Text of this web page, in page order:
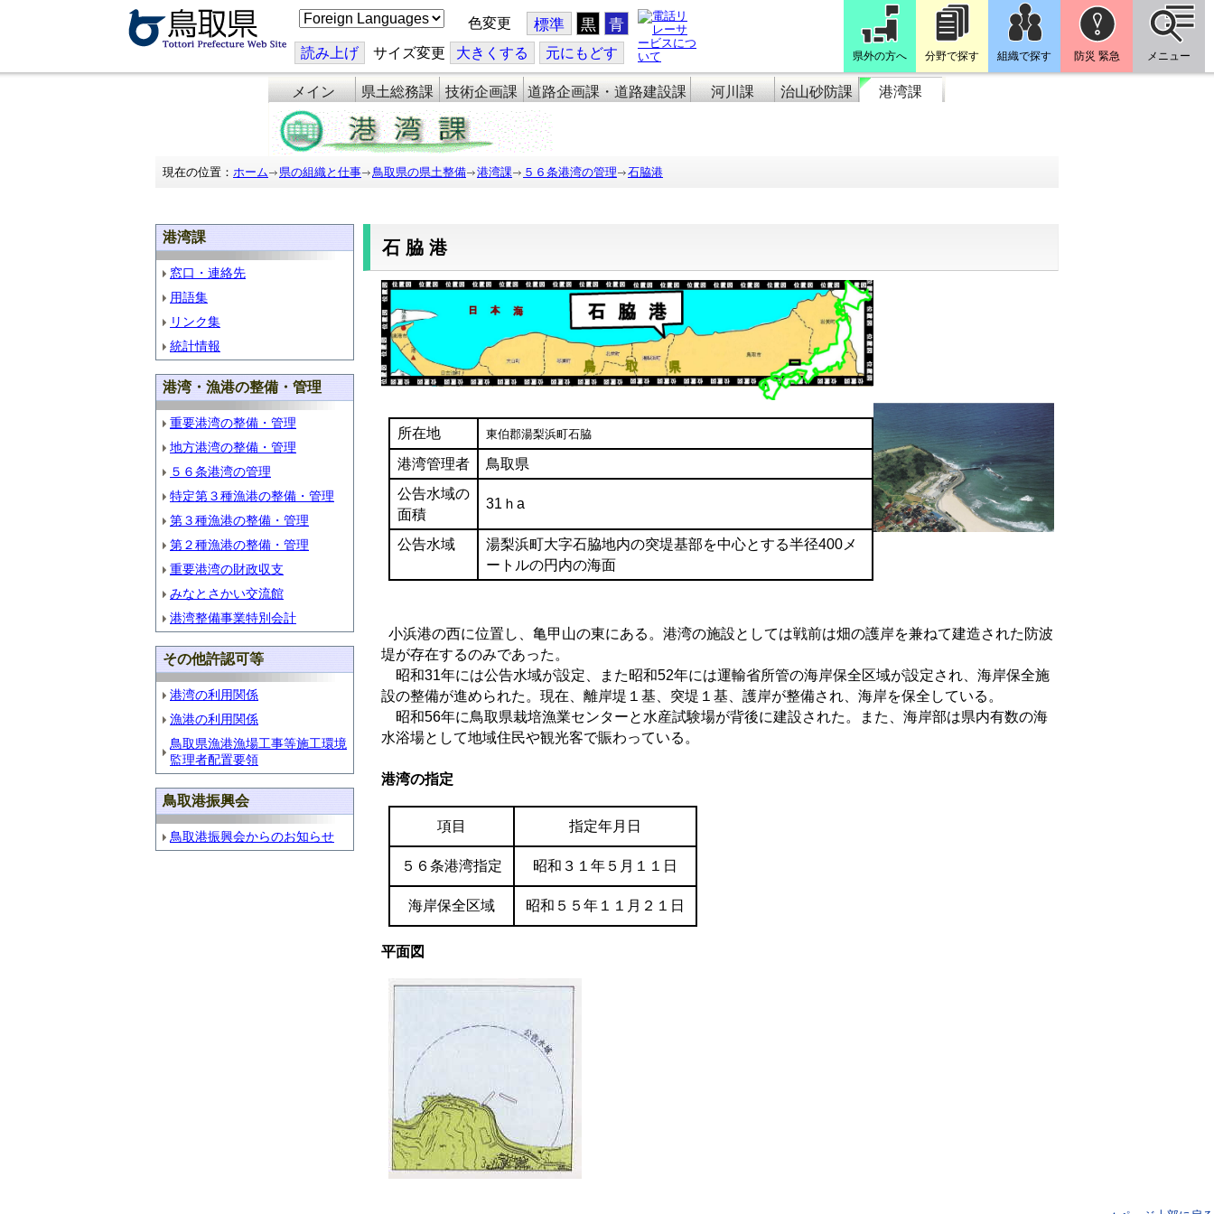
こ
の
ジ
を
翻
訳
す
る
色変更 標準 黒 青
読み上げ サイズ変更 大きくする 元にもどす 県外の方へ 分野で探す 組織で探す 防災 緊急 メニュー
メイン 県土総務課 技術企画課 道路企画課・道路建設課 河川課 治山砂防課 港湾課
現在の位置： ホーム 県の組織と仕事 鳥取県の県土整備 港湾課 ５６条港湾の管理 石脇港
港湾課
窓口・連絡先
用語集
リンク集
統計情報
港湾・漁港の整備・管理
重要港湾の整備・管理
地方港湾の整備・管理
５６条港湾の管理
特定第３種漁港の整備・管理
第３種漁港の整備・管理
第２種漁港の整備・管理
重要港湾の財政収支
みなとさかい交流館
港湾整備事業特別会計
その他許認可等
港湾の利用関係
漁港の利用関係
鳥取県漁港漁場工事等施工環境
監理者配置要領
鳥取港振興会
鳥取港振興会からのお知らせ
石脇港
所在地 東伯郡湯梨浜町石脇
港湾管理者
鳥取県
公告水域の
面積
31ｈa
公告水域
湯梨浜町大字石脇地内の突堤基部を中心とする半径400メ
ートルの円内の海面
小浜港の西に位置し、亀甲山の東にある。港湾の施設としては戦前は畑の護岸を兼ねて建造された防波
堤が存在するのみであった。
昭和31年には公告水域が設定、また昭和52年には運輸省所管の海岸保全区域が設定され、海岸保全施
設の整備が進められた。現在、離岸堤１基、突堤１基、護岸が整備され、海岸を保全している。
昭和56年に鳥取県栽培漁業センターと水産試験場が背後に建設された。また、海岸部は県内有数の海
水浴場として地域住民や観光客で賑わっている。
港湾の指定
項目 指定年月日
５６条港湾指定 昭和３１年５月１１日
海岸保全区域 昭和５５年１１月２１日
平面図